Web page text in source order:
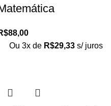
88,00
Ou 3x de R$29,33 s/ juros